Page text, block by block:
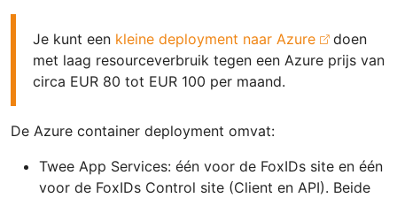
Je kunt een kleine deployment naar Azure
doen
met laag resourceverbruik tegen een Azure prijs van
circa EUR 80 tot EUR 100 per maand.
De Azure container deployment omvat:
Twee App Services: één voor de FoxIDs site en één
voor de FoxIDs Control site (Client en API). Beide